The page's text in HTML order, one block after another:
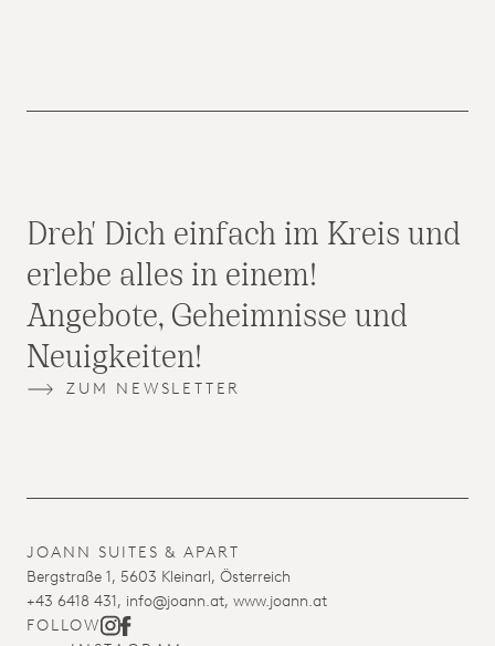
Dreh' Dich einfach im Kreis und
erlebe alles in einem!
Angebote, Geheimnisse und
Neuigkeiten!
ZUM NEWSLETTER
JOANN SUITES & APART
Bergstraße 1, 5603 Kleinarl, Österreich
+43 6418 431, ta.nnaoj@ofni, www.joann.at
FOLLOW